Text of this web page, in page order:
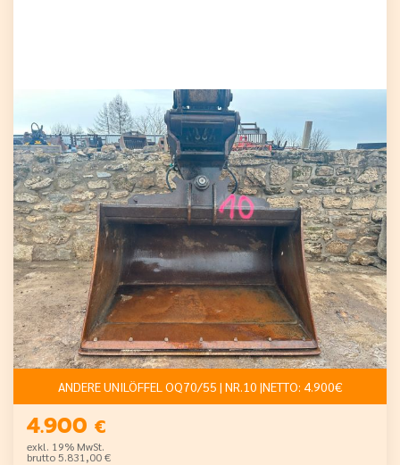
ANDERE UNILÖFFEL OQ70/55 | NR.10 |NETTO: 4.900€
4.900 €
exkl. 19% MwSt.
brutto 5.831,00 €